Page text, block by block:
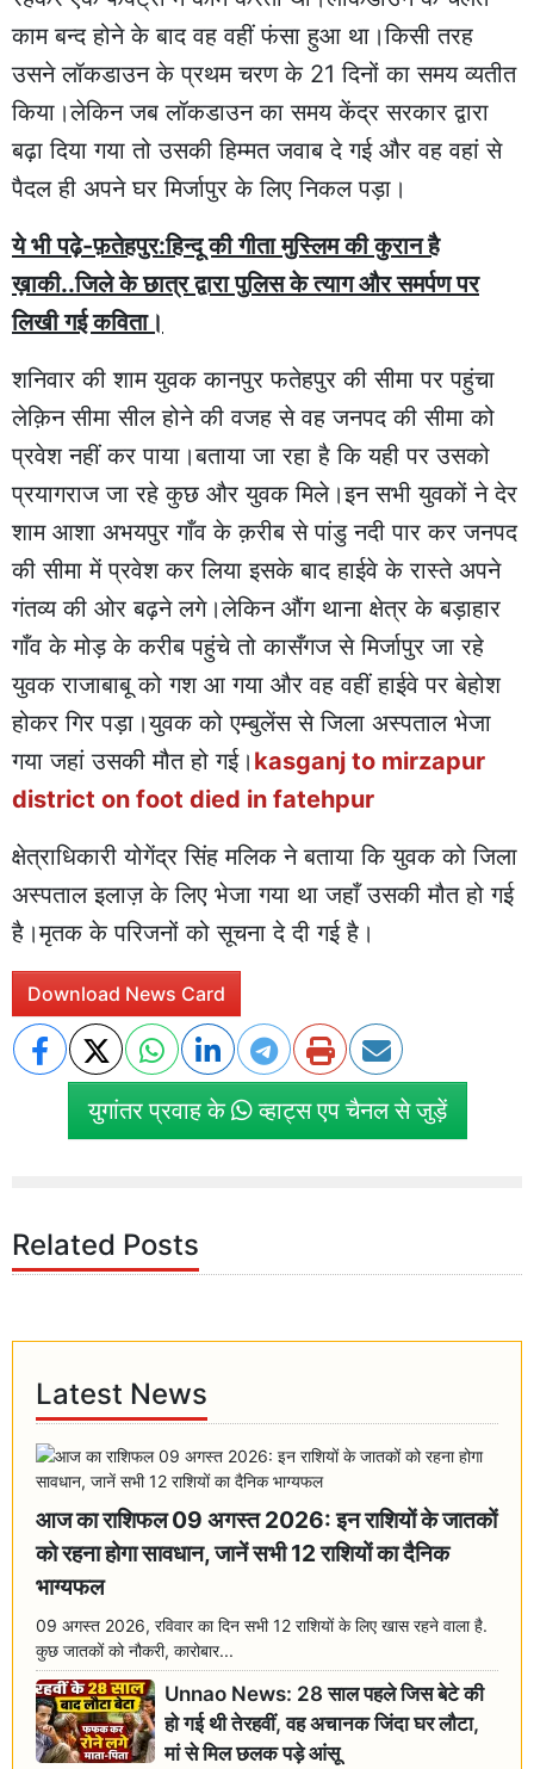
काम बन्द होने के बाद वह वहीं फंसा हुआ था।किसी तरह
उसने लॉकडाउन के प्रथम चरण के 21 दिनों का समय व्यतीत
किया।लेकिन जब लॉकडाउन का समय केंद्र सरकार द्वारा
बढ़ा दिया गया तो उसकी हिम्मत जवाब दे गई और वह वहां से
पैदल ही अपने घर मिर्जापुर के लिए निकल पड़ा।
ये भी पढ़े-फ़तेहपुर:हिन्दू की गीता मुस्लिम की कुरान है
ख़ाकी..जिले के छात्र द्वारा पुलिस के त्याग और समर्पण पर
लिखी गई कविता।
शनिवार की शाम युवक कानपुर फतेहपुर की सीमा पर पहुंचा
लेक़िन सीमा सील होने की वजह से वह जनपद की सीमा को
प्रवेश नहीं कर पाया।बताया जा रहा है कि यही पर उसको
प्रयागराज जा रहे कुछ और युवक मिले।इन सभी युवकों ने देर
शाम आशा अभयपुर गाँव के क़रीब से पांडु नदी पार कर जनपद
की सीमा में प्रवेश कर लिया इसके बाद हाईवे के रास्ते अपने
गंतव्य की ओर बढ़ने लगे।लेकिन औंग थाना क्षेत्र के बड़ाहार
गाँव के मोड़ के करीब पहुंचे तो कासँगज से मिर्जापुर जा रहे
युवक राजाबाबू को गश आ गया और वह वहीं हाईवे पर बेहोश
होकर गिर पड़ा।युवक को एम्बुलेंस से जिला अस्पताल भेजा
गया जहां उसकी मौत हो गई। kasganj to mirzapur
district on foot died in fatehpur
क्षेत्राधिकारी योगेंद्र सिंह मलिक ने बताया कि युवक को जिला
अस्पताल इलाज़ के लिए भेजा गया था जहाँ उसकी मौत हो गई
है।मृतक के परिजनों को सूचना दे दी गई है।
Download News Card
युगांतर प्रवाह के व्हाट्स एप चैनल से जुड़ें
Related Posts
Latest News
आज का राशिफल 09 अगस्त 2026: इन राशियों के जातकों
को रहना होगा सावधान, जानें सभी 12 राशियों का दैनिक
भाग्यफल
09 अगस्त 2026, रविवार का दिन सभी 12 राशियों के लिए खास रहने वाला है.
कुछ जातकों को नौकरी, कारोबार...
Unnao News: 28 साल पहले जिस बेटे की
हो गई थी तेरहवीं, वह अचानक जिंदा घर लौटा,
मां से मिल छलक पड़े आंसू